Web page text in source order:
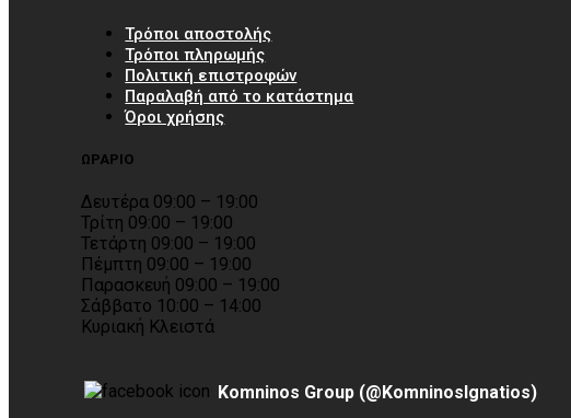
Τρόποι αποστολής
Τρόποι πληρωμής
Πολιτική επιστροφών
Παραλαβή από το κατάστημα
Όροι χρήσης
ΩΡΑΡΙΟ
Δευτέρα 09:00 – 19:00
Τρίτη 09:00 – 19:00
Τετάρτη 09:00 – 19:00
Πέμπτη 09:00 – 19:00
Παρασκευή 09:00 – 19:00
Σάββατο 10:00 – 14:00
Κυριακή Κλειστά
Komninos Group (@KomninosIgnatios)